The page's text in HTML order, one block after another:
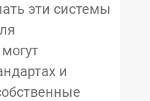
эти системы
и